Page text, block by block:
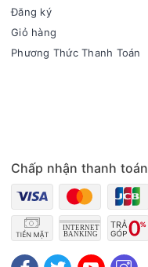
Đăng ký
Giỏ hàng
Phương Thức Thanh Toán
Chấp nhận thanh toán